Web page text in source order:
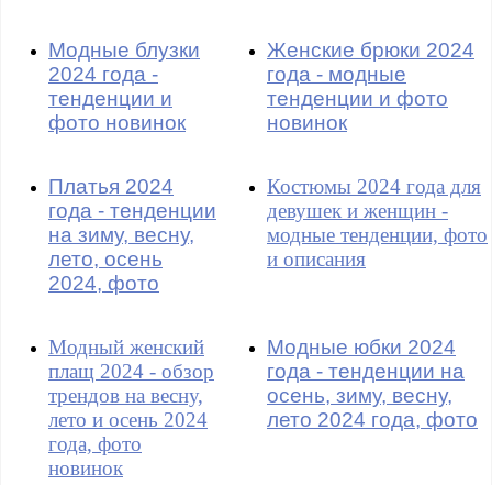
Модные блузки
2024 года -
тенденции и
фото новинок
Женские брюки 2024
года - модные
тенденции и фото
новинок
Платья 2024
года - тенденции
на зиму, весну,
лето, осень
2024, фото
Костюмы 2024 года для
девушек и женщин -
модные тенденции, фото
и описания
Модный женский
плащ 2024 - обзор
трендов на весну,
лето и осень 2024
года, фото
новинок
Модные юбки 2024
года - тенденции на
осень, зиму, весну,
лето 2024 года, фото